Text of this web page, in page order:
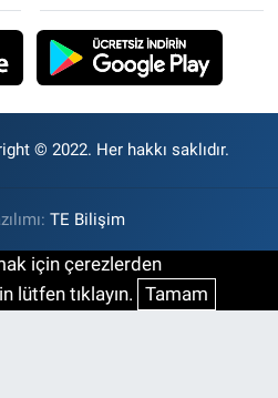
© 2022. Her hakkı saklıdır.
TE Bilişim
için çerezlerden
lütfen tıklayın. Tamam